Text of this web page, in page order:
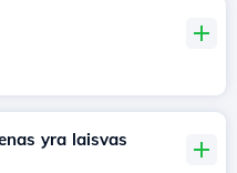
yra laisvas